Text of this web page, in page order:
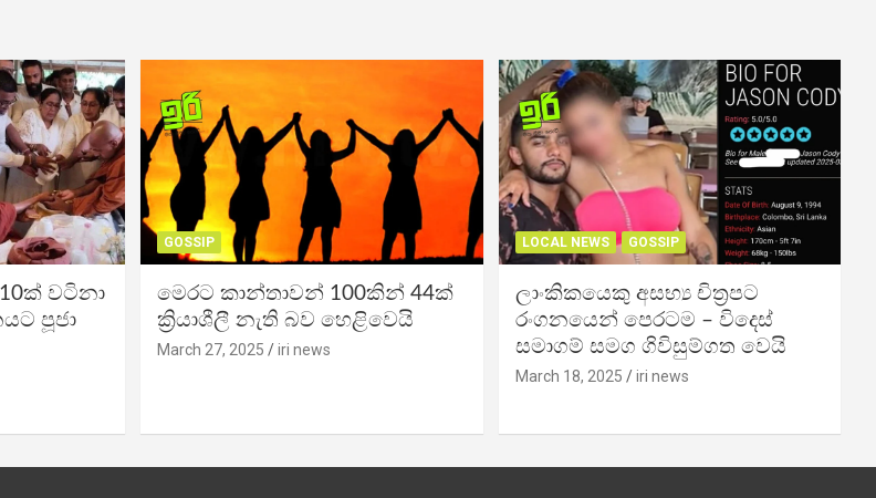
වටිනා
පූජා
GOSSIP
මෙරට කාන්තාවන් 100කින් 44ක්
ක්‍රියාශීලී නැති බව හෙළිවෙයි
March 27, 2025 iri news
LOCAL NEWS GOSSIP
ලාංකිකයෙකු අසභ්‍ය චිත්‍රපට
රංගනයෙන් පෙරටම – විදෙස්
සමාගම් සමග ගිවිසුම්ගත වෙයි
March 18, 2025 iri news